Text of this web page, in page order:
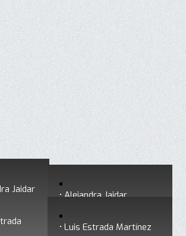
Jaidar Alejandra Jaidar
Ganadores del premio
Luis Estrada Martínez